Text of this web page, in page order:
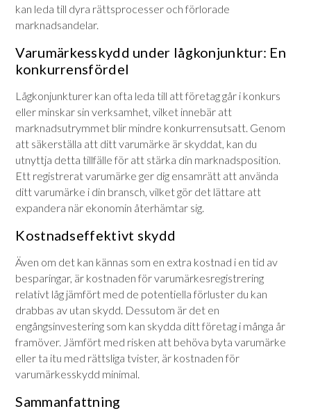
kan leda till dyra rättsprocesser och förlorade
marknadsandelar.
Varumärkesskydd under lågkonjunktur: En
konkurrensfördel
Lågkonjunkturer kan ofta leda till att företag går i konkurs
eller minskar sin verksamhet, vilket innebär att
marknadsutrymmet blir mindre konkurrensutsatt. Genom
att säkerställa att ditt varumärke är skyddat, kan du
utnyttja detta tillfälle för att stärka din marknadsposition.
Ett registrerat varumärke ger dig ensamrätt att använda
ditt varumärke i din bransch, vilket gör det lättare att
expandera när ekonomin återhämtar sig.
Kostnadseffektivt skydd
Även om det kan kännas som en extra kostnad i en tid av
besparingar, är kostnaden för varumärkesregistrering
relativt låg jämfört med de potentiella förluster du kan
drabbas av utan skydd. Dessutom är det en
engångsinvestering som kan skydda ditt företag i många år
framöver. Jämfört med risken att behöva byta varumärke
eller ta itu med rättsliga tvister, är kostnaden för
varumärkesskydd minimal.
Sammanfattning